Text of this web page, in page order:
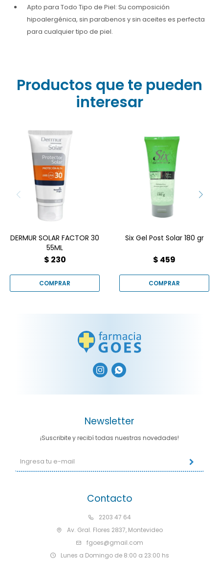
Apto para Todo Tipo de Piel: Su composición
hipoalergénica, sin parabenos y sin aceites es perfecta
para cualquier tipo de piel.
Productos que te pueden
interesar
Protege tu piel con Dermur
Solar Factor 30 (55ml).
Defensa total contra rayos
UVA/UVB, fórmula
hidratante y resistente al
agua para toda la
familia. ¡No arriesgues tu
salud bajo el sol!
Compralo online en
Farmacia Goes con envío
DERMUR SOLAR FACTOR 30
55ML
$ 230
¿Piel roja o con ardor? ?
Recupera la calma con
Six Gel Post Solar. Su
fórmula con Aloe Vera
refresca al instante,
hidrata profundamente y
evita la descamación
para que tu bronceado
dure mucho más. ¡Un
alivio real! Encuéntralo en
Farmacia Goes.
Six Gel Post Solar 180 gr
$ 459
 
Contacto
2203 47 64
Av. Gral. Flores 2837, Montevideo
fgoes@gmail.com
Lunes a Domingo de 8:00 a 23:00 hs
Newsletter
¡Suscribite y recibí todas nuestras novedades!